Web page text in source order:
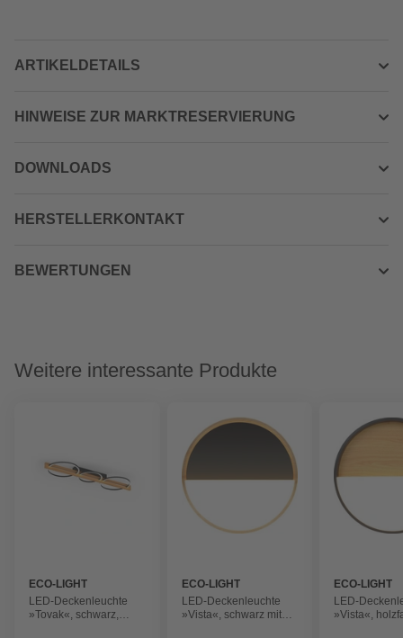
ARTIKELDETAILS
HINWEISE ZUR MARKTRESERVIERUNG
DOWNLOADS
HERSTELLERKONTAKT
BEWERTUNGEN
Weitere interessante Produkte
ECO-LIGHT
LED-Deckenleuchte
»Tovak«, schwarz,
ECO-LIGHT
LED-Deckenleuchte
»Vista«, schwarz mit
ECO-LIGHT
LED-
»Vista«,